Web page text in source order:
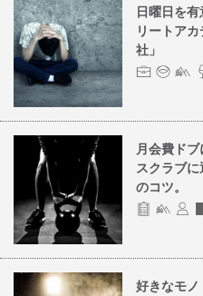
日曜日を
リートア
社」
月会費ド
スクラブ
のコツ。
好きなモノ